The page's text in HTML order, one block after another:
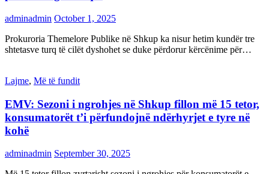
adminadmin October 1, 2025
Prokuroria Themelore Publike në Shkup ka nisur hetim kundër tre
shtetasve turq të cilët dyshohet se duke përdorur kërcënime për…
Lajme, Më të fundit
EMV: Sezoni i ngrohjes në Shkup fillon më 15 tetor,
konsumatorët t’i përfundojnë ndërhyrjet e tyre në
kohë
adminadmin September 30, 2025